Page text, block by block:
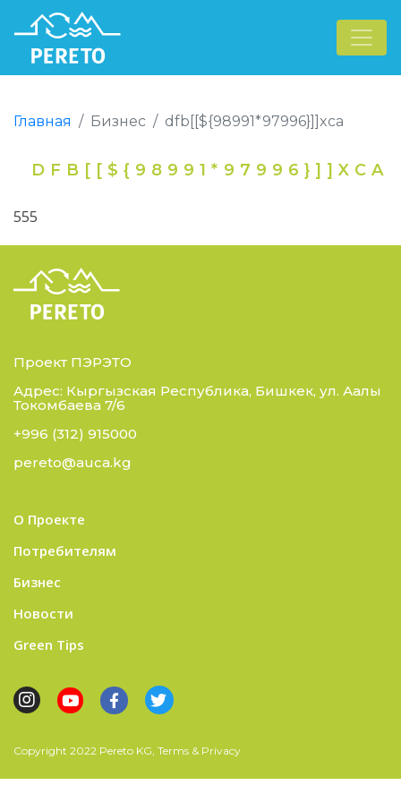
Главная Бизнес dfb[[${98991*97996}]]xca
DFB[[${98991*97996}]]XCA
555
Проект ПЭРЭТО
Адрес: Кыргызская Республика, Бишкек, ул. Аалы
Токомбаева 7/6
+996 (312) 915000
pereto@auca.kg
О Проекте
Потребителям
Бизнес
Новости
Green Tips
Copyright 2022 Pereto KG, Terms & Privacy